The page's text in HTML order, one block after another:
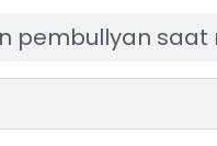
pembullyan saat